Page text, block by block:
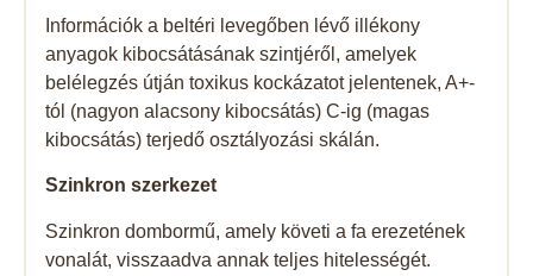
Információk a beltéri levegőben lévő illékony
anyagok kibocsátásának szintjéről, amelyek
belélegzés útján toxikus kockázatot jelentenek, A+-
tól (nagyon alacsony kibocsátás) C-ig (magas
kibocsátás) terjedő osztályozási skálán.
Szinkron szerkezet
Szinkron dombormű, amely követi a fa erezetének
vonalát, visszaadva annak teljes hitelességét.